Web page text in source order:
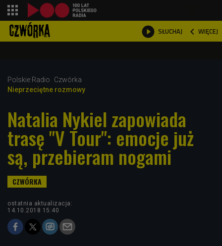
 SŁUCHAJ  WIĘCEJ

Polskie Radio
Czwórka
Nieprzeciętne rozmowy
Natalia Nykiel zapowiada
trasę "V Tour": emocje już
są, przebieram nogami
ostatnia aktualizacja:
14.10.2018 15:40